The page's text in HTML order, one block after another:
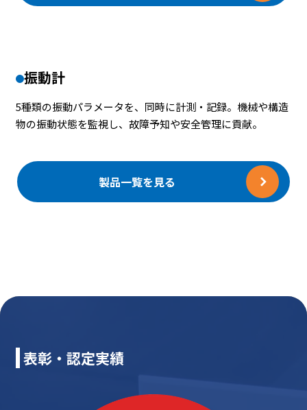
振動計
5種類の振動パラメータを、同時に計測・記録。機械や構造
物の振動状態を監視し、故障予知や安全管理に貢献。
製品一覧を見る
表彰・認定実績